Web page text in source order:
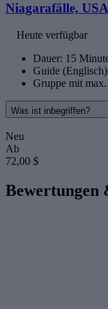
Niagarafälle,
Heute verfügbar
Dauer: 15
Guide (Englisch)
Gruppe mit max.
Was ist inbegriffen?
Neu
Ab
72,00 $
Bewertungen